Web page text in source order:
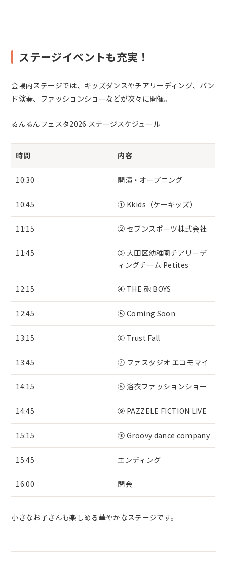
ステージイベントも充実！
会場内ステージでは、キッズダンスやチアリーディング、バン
ド演奏、ファッションショーなどが次々に開催。
るんるんフェスタ2026 ステージスケジュール
時間 内容
10:30 開演・オープニング
10:45 ① Kkids（ケーキッズ）
11:15 ② セブンスポーツ株式会社
11:45
③ 大田区幼稚園チアリーデ
ィングチーム Petites
12:15 ④ THE 砲 BOYS
12:45 ⑤ Coming Soon
13:15 ⑥ Trust Fall
13:45 ⑦ ファスタジオ エコモマイ
14:15 ⑧ 浴衣ファッションショー
14:45 ⑨ PAZZELE FICTION LIVE
15:15 ⑩ Groovy dance company
15:45 エンディング
16:00 閉会
小さなお子さんも楽しめる華やかなステージです。